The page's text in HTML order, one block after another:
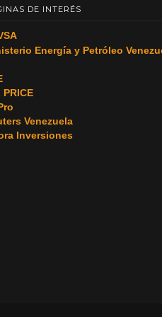
DE INTERÉS
Energía y Petróleo
PRICE
Venezuela
Inversiones